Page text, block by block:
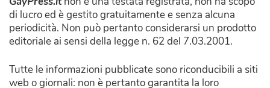
di lucro ed è gestito gratuitamente e senza alcuna
periodicità. Non può pertanto considerarsi un prodotto
editoriale ai sensi della legge n. 62 del 7.03.2001.
Tutte le informazioni pubblicate sono riconducibili a siti
web o giornali: non è pertanto garantita la loro